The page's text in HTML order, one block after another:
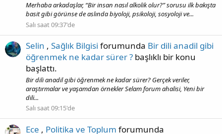
Merhaba arkadaşlar, “Bir insan nasıl alkolik olur?” sorusu ilk bakışta
basit gibi görünse de aslında biyoloji, psikoloji, sosyoloji ve...
Salı saat 09:37'de
Selin , Sağlık Bilgisi forumunda Bir dili anadil gibi
öğrenmek ne kadar sürer ? başlıklı bir konu
başlattı.
Bir dili anadil gibi öğrenmek ne kadar sürer? Gerçek veriler,
araştırmalar ve yaşamdan örnekler Selam forum ahalisi, Yeni bir
dili...
Salı saat 09:15'de
Ece , Politika ve Toplum forumunda